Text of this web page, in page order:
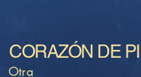
CORAZÓN DE
Otra